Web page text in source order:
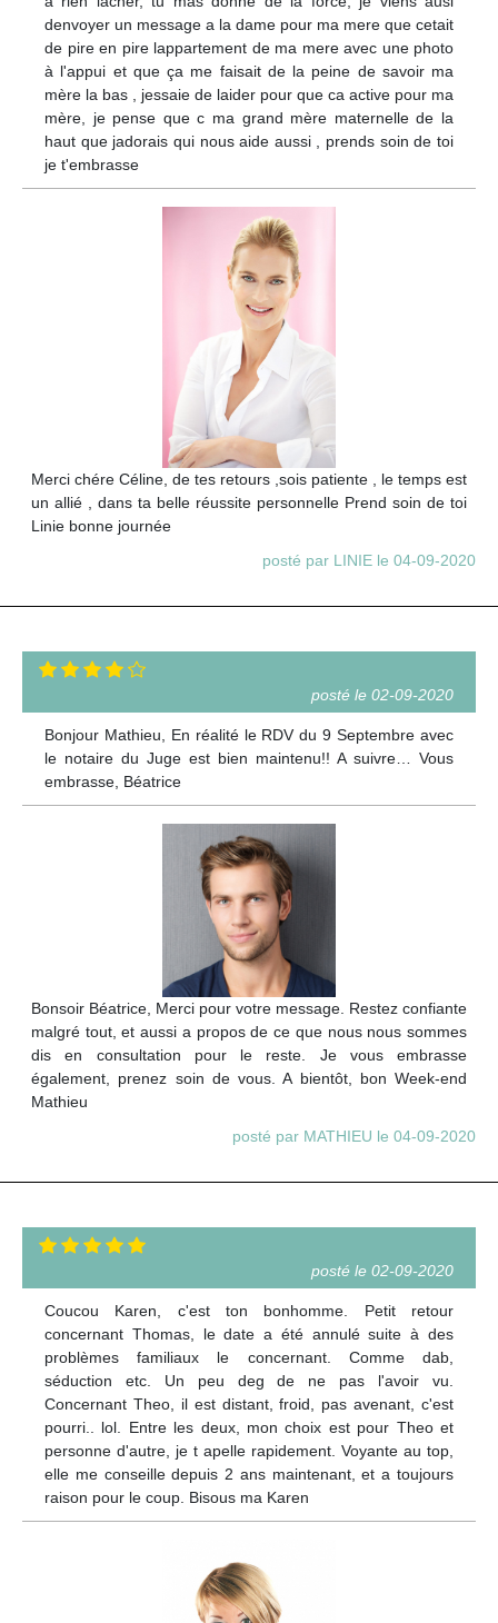
denvoyer un message a la dame pour ma mere que cetait
de pire en pire lappartement de ma mere avec une photo
à l'appui et que ça me faisait de la peine de savoir ma
mère la bas , jessaie de laider pour que ca active pour ma
mère, je pense que c ma grand mère maternelle de la
haut que jadorais qui nous aide aussi , prends soin de toi
je t'embrasse
Merci chére Céline, de tes retours ,sois patiente , le temps est
un allié , dans ta belle réussite personnelle Prend soin de toi
Linie bonne journée
posté par LINIE le 04-09-2020
posté le 02-09-2020
Bonjour Mathieu, En réalité le RDV du 9 Septembre avec
le notaire du Juge est bien maintenu!! A suivre… Vous
embrasse, Béatrice
Bonsoir Béatrice, Merci pour votre message. Restez confiante
malgré tout, et aussi a propos de ce que nous nous sommes
dis en consultation pour le reste. Je vous embrasse
également, prenez soin de vous. A bientôt, bon Week-end
Mathieu
posté par MATHIEU le 04-09-2020
posté le 02-09-2020
Coucou Karen, c'est ton bonhomme. Petit retour
concernant Thomas, le date a été annulé suite à des
problèmes familiaux le concernant. Comme dab,
séduction etc. Un peu deg de ne pas l'avoir vu.
Concernant Theo, il est distant, froid, pas avenant, c'est
pourri.. lol. Entre les deux, mon choix est pour Theo et
personne d'autre, je t apelle rapidement. Voyante au top,
elle me conseille depuis 2 ans maintenant, et a toujours
raison pour le coup. Bisous ma Karen